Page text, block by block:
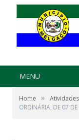
MENU
Home »
ORDINÁRIA, DE 07 DE